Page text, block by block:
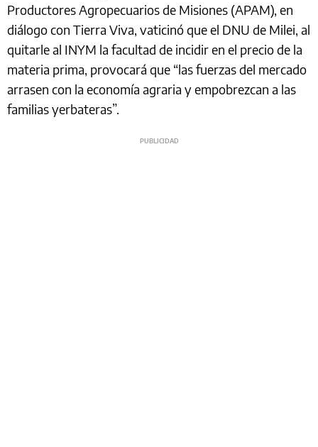
Productores Agropecuarios de Misiones (APAM), en
diálogo con Tierra Viva, vaticinó queel DNU de Milei, al
quitarle al INYM la facultad de incidir en el precio de la
materia prima, provocará que “las fuerzas del mercado
arrasen con la economía agraria y empobrezcan a las
familias yerbateras”.